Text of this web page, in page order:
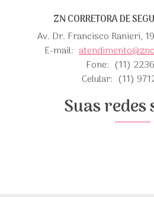
ZN CORRETORA DE
Av. Dr. Francisco Ranieri,
E-mail:
Fone: (11)
Celular: (11)
Suas redes